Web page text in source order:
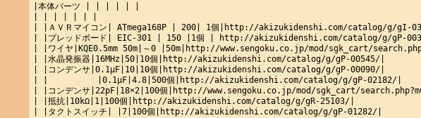
|本体パーツ | | | | | |
| |ＡＶＲマイコン| ATmega168P | 200| 1個|http://akizukidenshi.com/catalog/g/gI-
| |ブレッドボード| EIC-301 | 150 |1個 | http://akizukidenshi.com/catalog/g/gP-
| |ワイヤ|KQE0.5mm 50m|～0 |50m|http://www.sengoku.co.jp/mod/sgk_cart/
| |水晶発振器|16MHz|50|10個|http://akizukidenshi.com/catalog/g/gP-00545/|
| |コンデンサ|0.1μF|10|10個|http://akizukidenshi.com/catalog/g/gP-00090/|
| |          |0.1μF|4.8|500個|http://akizukidenshi.com/catalog/g/gP-02182/|
| |コンデンサ|22pF|18×2|100個|http://www.sengoku.co.jp/mod/sgk_cart/
| |抵抗|10kΩ|1|100個|http://akizukidenshi.com/catalog/g/gR-25103/|
| |タクトスイッチ| |7|100個|http://akizukidenshi.com/catalog/g/gP-01282/|